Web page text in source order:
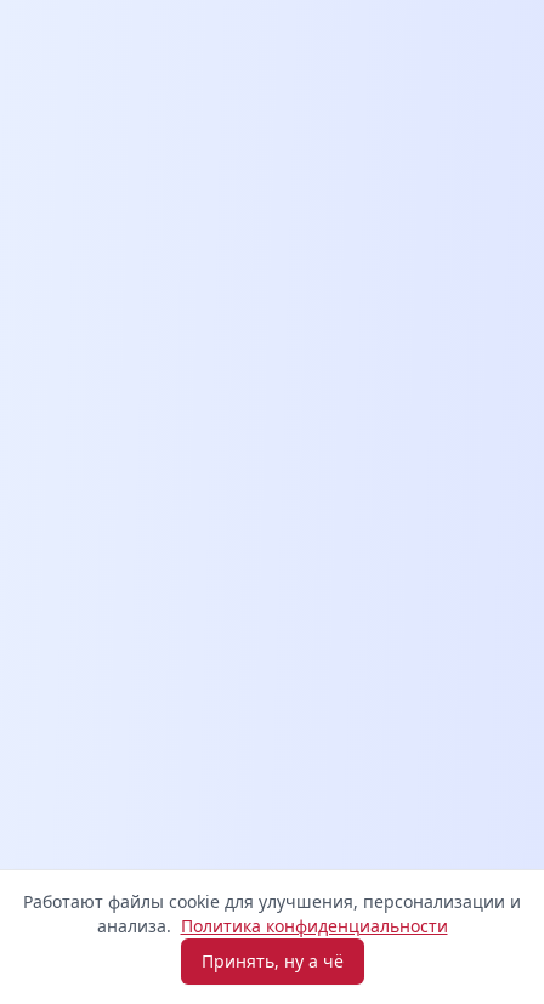
Взять микрозайм
Работают файлы cookie для улучшения, персонализации и
анализа. Политика конфиденциальности
Принять, ну а чё